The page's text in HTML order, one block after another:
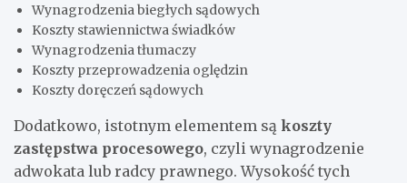
Wynagrodzenia biegłych sądowych
Koszty stawiennictwa świadków
Wynagrodzenia tłumaczy
Koszty przeprowadzenia oględzin
Koszty doręczeń sądowych
Dodatkowo, istotnym elementem są koszty
zastępstwa procesowego, czyli wynagrodzenie
adwokata lub radcy prawnego. Wysokość tych